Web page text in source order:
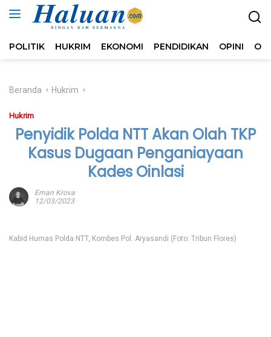
Langsung
POLITIK HUKRIM EKONOMI PENDIDIKAN OPINI
Beranda Hukrim
Hukrim
Penyidik Polda NTT Akan Olah TKP
Kasus Dugaan Penganiayaan
Kades Oinlasi
Eman Krova
12/03/2023
Kabid Humas Polda NTT, Kombes Pol. Aryasandi (Foto: Tribun Flores)